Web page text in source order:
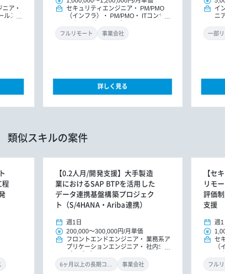
ニア
ルス・
セキュリティエンジニア
PM/PMO
（インフラ）
PM/PMO
ITコンサ
ント
DXコンサルタント
フルリモート 事業会社
詳しく見る
イ
ニ
ラ
一部
類似スキルの案件
程
【0.2人月/開発支援】大手製造
業におけるSAP BTPを活用した
データ連携基盤構築プロジェク
ト（S/4HANA・Ariba連携）
週1日
200,000～300,000円/月単価
フロントエンドエンジニア
業務系ア
プリケーションエンジニア
社内SE
事業会社
【セ
リモ
評価
支援
週1
セ
（
ン
フル